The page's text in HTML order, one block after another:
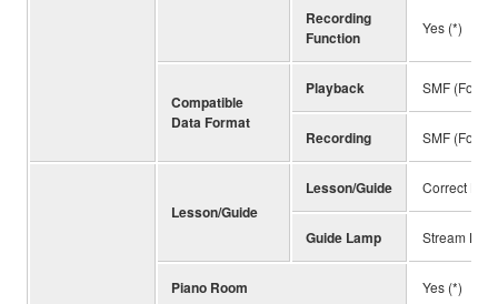
Recording
Function
Yes (*)
Compatible
Data Format
Playback SMF
Recording SMF
Lesson/Guide
Lesson/Guide Correct
Guide Lamp Stream
Piano Room Yes (*)